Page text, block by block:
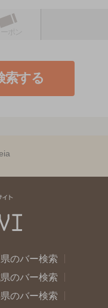
索する
のバー検索
のバー検索
のバー検索